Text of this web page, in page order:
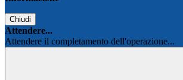
Chiudi
Attendere...
Attendere il completamento dell'operazione...